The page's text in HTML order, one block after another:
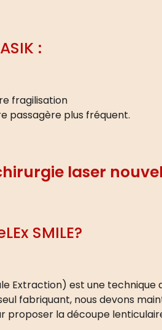
:
fragilisation
passagère plus fréquent.
chirurgie laser
SMILE?
Extraction) est une
fabriquant, nous devons
proposer la découpe